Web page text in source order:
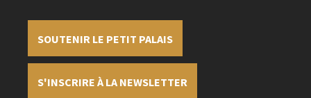
SOUTENIR LE PETIT PALAIS
S'INSCRIRE À LA NEWSLETTER